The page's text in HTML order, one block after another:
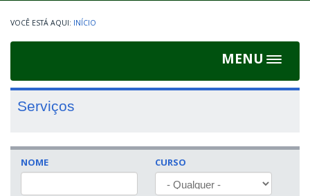
INÍCIO
MENU
Toggle
Serviços
NOME CURSO